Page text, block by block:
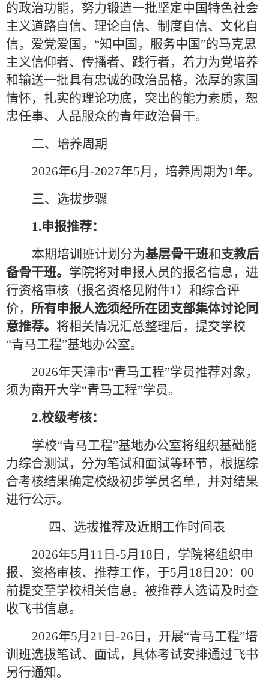
的政治功能， 努力锻造一批坚定中国特色社会
主义道路自信、理论自信、制度自信、文化自
信，爱党爱国，“知中国，服务中国”的马克思
主义信仰者、传播者、践行者， 着力为党培养
和输送一批具有忠诚的政治品格，浓厚的家国
情怀，扎实的理论功底，突出的能力素质，恕
忠任事、人品服众的青年政治骨干。
二、培养周期
2026年6月 -2027年5月，培养周期为1年。
三、选拔步骤
1.申报推荐：
本期培训班计划分为基层骨干班和支教后
备骨干班。 学院将对申报人员的报名信息， 进
行资格审核（报名资格见附件1）和综合评
价， 所有申报人选须经所在团支部集体讨论同
意推荐。 将相关情况汇总整理后，提交学校
“青马工程”基地办公室。
2026年天津市“青马工程”学员推荐对象，
须为南开大学“青马工程”学员。
2.校级考核：
学校“青马工程”基地办公室将组织基础能
力综合测试，分为笔试和面试等环节，根据综
合考核结果确定校级初步学员名单，并对结果
进行公示。
四、选拔推荐及近期工作时间表
2026年5月 11 日 -5月 18 日，学院将组织申
报、资格审核、推荐工作，于5月 18 日 20： 00
前提交至学校相关信息。被推荐人选请及时查
收飞书信息。
2026年5月 21 日 -26 日，开展“青马工程”培
训班选拔笔试、面试，具体考试安排通过飞书
另行通知。